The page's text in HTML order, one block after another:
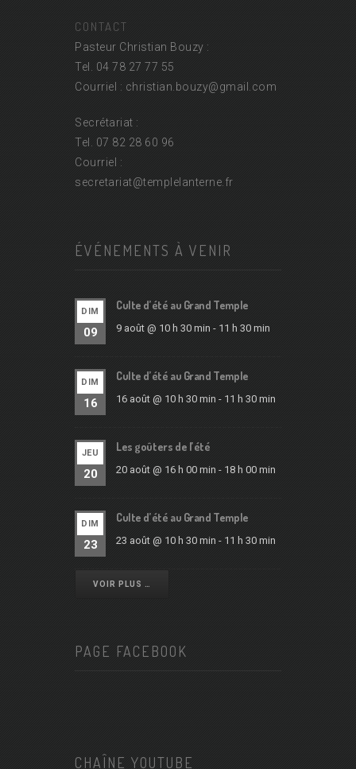
CONTACT
Pasteur Christian Bouzy :
Tel. 04 78 27 77 55
Courriel : christian.bouzy@gmail.com
Secrétariat :
Tel. 07 82 28 60 96
Courriel :
secretariat@templelanterne.fr
ÉVÉNEMENTS À VENIR
DIM
09
Culte d’été au Grand Temple
9 août @ 10 h 30 min - 11 h 30 min
DIM
16
Culte d’été au Grand Temple
16 août @ 10 h 30 min - 11 h 30 min
JEU
20
Les goûters de l’été
20 août @ 16 h 00 min - 18 h 00 min
DIM
23
Culte d’été au Grand Temple
23 août @ 10 h 30 min - 11 h 30 min
VOIR PLUS …
PAGE FACEBOOK
CHAÎNE YOUTUBE